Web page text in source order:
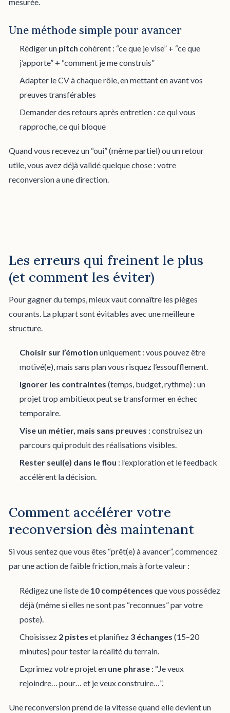
Une méthode simple pour avancer
Rédiger un pitch cohérent : “ce que je vise” + “ce que
j’apporte” + “comment je me construis”
Adapter le CV à chaque rôle, en mettant en avant vos
preuves transférables
Demander des retours après entretien : ce qui vous
rapproche, ce qui bloque
Quand vous recevez un “oui” (même partiel) ou un retour
utile, vous avez déjà validé quelque chose : votre
reconversion a une direction.
Les erreurs qui freinent le plus
(et comment les éviter)
Pour gagner du temps, mieux vaut connaître les pièges
courants. La plupart sont évitables avec une meilleure
structure.
Choisir sur l’émotion uniquement : vous pouvez être
motivé(e), mais sans plan vous risquez l’essoufflement.
Ignorer les contraintes (temps, budget, rythme) : un
projet trop ambitieux peut se transformer en échec
temporaire.
Vise un métier, mais sans preuves : construisez un
parcours qui produit des réalisations visibles.
Rester seul(e) dans le flou : l’exploration et le feedback
accélèrent la décision.
Comment accélérer votre
reconversion dès maintenant
Si vous sentez que vous êtes “prêt(e) à avancer”, commencez
par une action de faible friction, mais à forte valeur :
Rédigez une liste de 10 compétences que vous possédez
déjà (même si elles ne sont pas “reconnues” par votre
poste).
Choisissez 2 pistes et planifiez 3 échanges (15–20
minutes) pour tester la réalité du terrain.
Exprimez votre projet en une phrase : “Je veux
rejoindre… pour… et je veux construire…”.
Une reconversion prend de la vitesse quand elle devient un